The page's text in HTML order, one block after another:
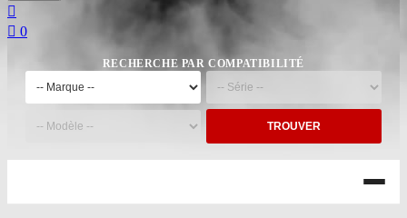

 0
RECHERCHE PAR COMPATIBILITÉ
TROUVER